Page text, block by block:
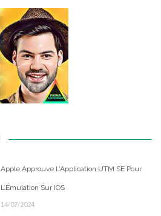
Apple Approuve L’Application UTM SE Pour
L’Émulation Sur IOS
14/07/2024